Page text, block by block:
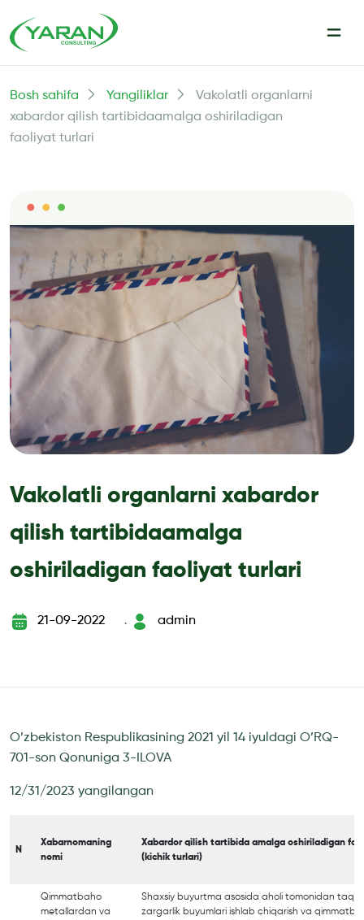
Bosh sahifa Yangiliklar
Vakolatli organlarni
xabardor qilish tartibidaamalga oshiriladigan
faoliyat turlari
Vakolatli organlarni xabardor
qilish tartibidaamalga
oshiriladigan faoliyat turlari
21-09-2022
`
admin
O’zbekiston Respublikasining 2021 yil 14 iyuldagi O’RQ-
701-son Qonuniga 3-ILOVA
12/31/2023 yangilangan
N
Xabarnomaning
nomi
Xabardor qilish tartibida amalga oshiriladigan
(kichik turlari)
Qimmatbaho
metallardan va
Shaxsiy buyurtma asosida aholi tomonidan
zargarlik buyumlari ishlab chiqarish va